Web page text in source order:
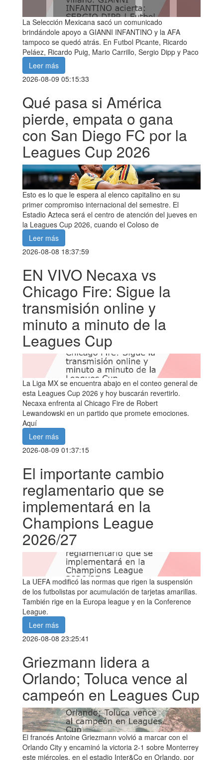
La Selección Mexicana sacó un comunicado
brindándole apoyo a GIANNI INFANTINO y la AFA
tampoco se quedó atrás. En Futbol Picante, Ricardo
Peláez, Ricardo Puig, Mario Carrillo, Sergio Dipp y Paco
Leer más
2026-08-09 05:15:33
Qué pasa si América
pierde, empata o gana
con San Diego FC por la
Leagues Cup 2026
Esto es lo que le espera al elenco capitalino en su
primer compromiso internacional del semestre. El
Estadio Azteca será el centro de atención del jueves en
la Leagues Cup 2026, cuando el Coloso de
Leer más
2026-08-08 18:37:59
EN VIVO Necaxa vs
Chicago Fire: Sigue la
transmisión online y
minuto a minuto de la
Leagues Cup
La Liga MX se encuentra abajo en el conteo general de
esta Leagues Cup 2026 y hoy buscarán revertirlo.
Necaxa enfrenta al Chicago Fire de Robert
Lewandowski en un partido que promete emociones.
Aquí
Leer más
2026-08-09 01:37:15
El importante cambio
reglamentario que se
implementará en la
Champions League
2026/27
La UEFA modificó las normas que rigen la suspensión
de los futbolistas por acumulación de tarjetas amarillas.
También rige en la Europa league y en la Conference
League.
Leer más
2026-08-08 23:25:41
Griezmann lidera a
Orlando; Toluca vence al
campeón en Leagues Cup
El francés Antoine Griezmann volvió a marcar con el
Orlando City y encaminó la victoria 2-1 sobre Monterrey
este miércoles, en el estadio Inter&Co en Orlando, por